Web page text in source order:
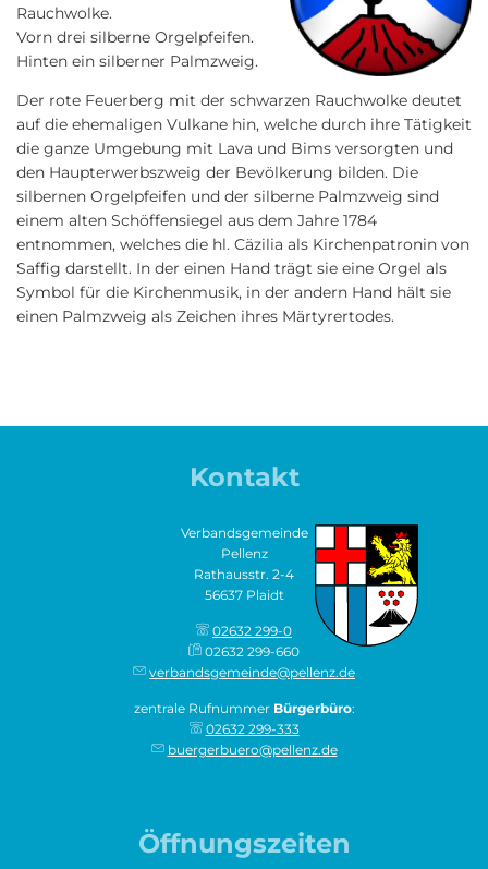
Rauchwolke.
Vorn drei silberne Orgelpfeifen.
Hinten ein silberner Palmzweig.
Der rote Feuerberg mit der schwarzen Rauchwolke deutet
auf die ehemaligen Vulkane hin, welche durch ihre Tätigkeit
die ganze Umgebung mit Lava und Bims versorgten und
den Haupterwerbszweig der Bevölkerung bilden. Die
silbernen Orgelpfeifen und der silberne Palmzweig sind
einem alten Schöffensiegel aus dem Jahre 1784
entnommen, welches die hl. Cäzilia als Kirchenpatronin von
Saffig darstellt. In der einen Hand trägt sie eine Orgel als
Symbol für die Kirchenmusik, in der andern Hand hält sie
einen Palmzweig als Zeichen ihres Märtyrertodes.
Kontakt
Verbandsgemeinde
Pellenz
Rathausstr. 2-4
56637 Plaidt
02632 299-0
02632 299-660
verbandsgemeinde@pellenz.de
zentrale Rufnummer Bürgerbüro:
02632 299-333
buergerbuero@pellenz.de
Öffnungszeiten